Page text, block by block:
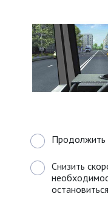
Продолжить
Снизить